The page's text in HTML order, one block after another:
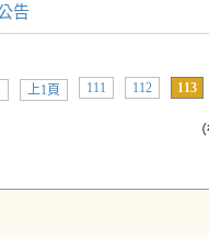
告
上1頁 111 112 113